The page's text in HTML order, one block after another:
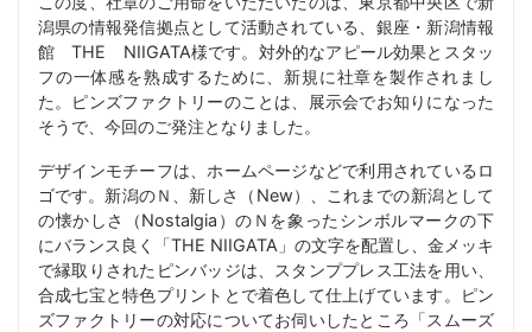
潟県の情報発信拠点として活動されている、銀座・新潟情報
館 THE NIIGATA様です。対外的なアピール効果とスタッ
フの一体感を熟成するために、新規に社章を製作されまし
た。ピンズファクトリーのことは、展示会でお知りになった
そうで、今回のご発注となりました。
デザインモチーフは、ホームページなどで利用されているロ
ゴです。新潟のＮ、新しさ（New）、これまでの新潟として
の懐かしさ（Nostalgia）のＮを象ったシンボルマークの下
にバランス良く「THE NIIGATA」の文字を配置し、金メッキ
で縁取りされたピンバッジは、スタンププレス工法を用い、
合成七宝と特色プリントとで着色して仕上げています。ピン
ズファクトリーの対応についてお伺いしたところ「スムーズ